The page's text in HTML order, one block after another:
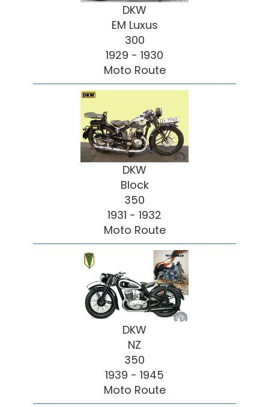
DKW
EM Luxus
300
1929 - 1930
Moto Route
DKW
Block
350
1931 - 1932
Moto Route
DKW
NZ
350
1939 - 1945
Moto Route